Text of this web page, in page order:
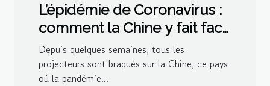
L’épidémie de Coronavirus :
comment la Chine y fait face
?
Depuis quelques semaines, tous les
projecteurs sont braqués sur la Chine, ce pays
où la pandémie...